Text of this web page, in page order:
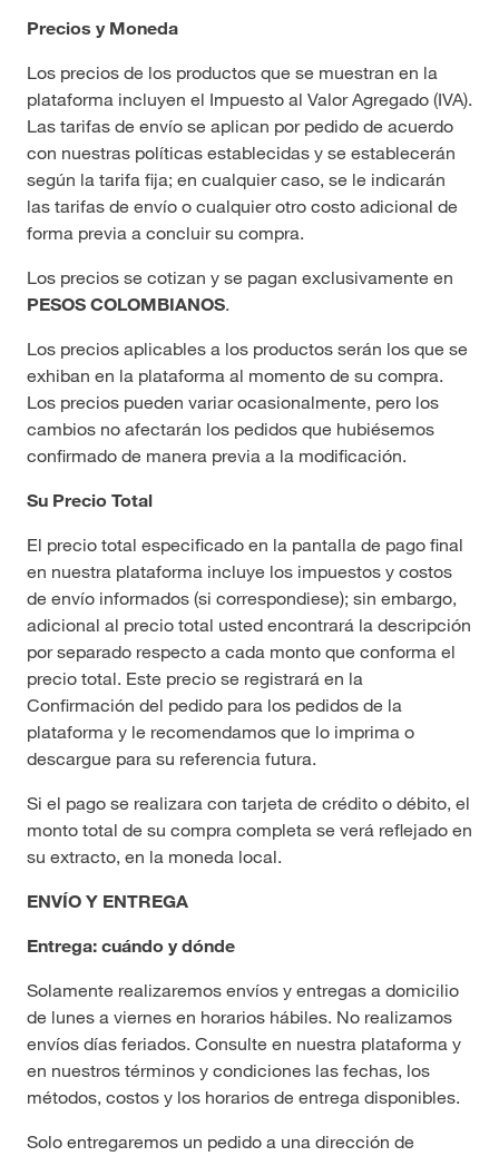
Precios y Moneda
Los precios de los productos que se muestran en la
plataforma incluyen el Impuesto al Valor Agregado (IVA).
Las tarifas de envío se aplican por pedido de acuerdo
con nuestras políticas establecidas y se establecerán
según la tarifa fija; en cualquier caso, se le indicarán
las tarifas de envío o cualquier otro costo adicional de
forma previa a concluir su compra.
Los precios se cotizan y se pagan exclusivamente en
PESOS COLOMBIANOS.
Los precios aplicables a los productos serán los que se
exhiban en la plataforma al momento de su compra.
Los precios pueden variar ocasionalmente, pero los
cambios no afectarán los pedidos que hubiésemos
confirmado de manera previa a la modificación.
Su Precio Total
El precio total especificado en la pantalla de pago final
en nuestra plataforma incluye los impuestos y costos
de envío informados (si correspondiese); sin embargo,
adicional al precio total usted encontrará la descripción
por separado respecto a cada monto que conforma el
precio total. Este precio se registrará en la
Confirmación del pedido para los pedidos de la
plataforma y le recomendamos que lo imprima o
descargue para su referencia futura.
Si el pago se realizara con tarjeta de crédito o débito, el
monto total de su compra completa se verá reflejado en
su extracto, en la moneda local.
ENVÍO Y ENTREGA
Entrega: cuándo y dónde
Solamente realizaremos envíos y entregas a domicilio
de lunes a viernes en horarios hábiles. No realizamos
envíos días feriados. Consulte en nuestra plataforma y
en nuestros términos y condiciones las fechas, los
métodos, costos y los horarios de entrega disponibles.
Solo entregaremos un pedido a una dirección de